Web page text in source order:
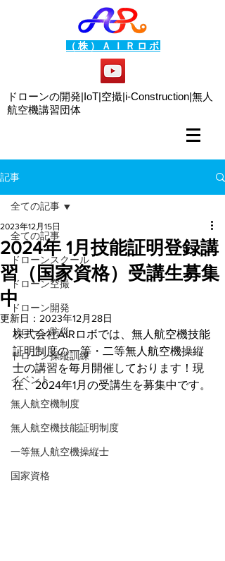
（株）ＡＩＲロボ
ドローンの開発|IoT|空撮|i-Construction|無人
航空機講習団体
記事
全ての記事
ドローンスクール
ドローン空撮
ドローン開発
ドローン防災
ドローン操縦訓練
イベント
無人航空機制度
無人航空機技能証明制度
一等無人航空機操縦士
国家資格
全ての記事
2024年 1月技能証明登録講
習（国家資格）受講生募集
中
2023年12月15日
更新日： 2023年12月28日
株式会社AIRロボでは、無人航空機技能
証明制度の一等・二等無人航空機操縦
士の講習を毎月開催しております！現
在、2024年1月の受講生を募集中です。